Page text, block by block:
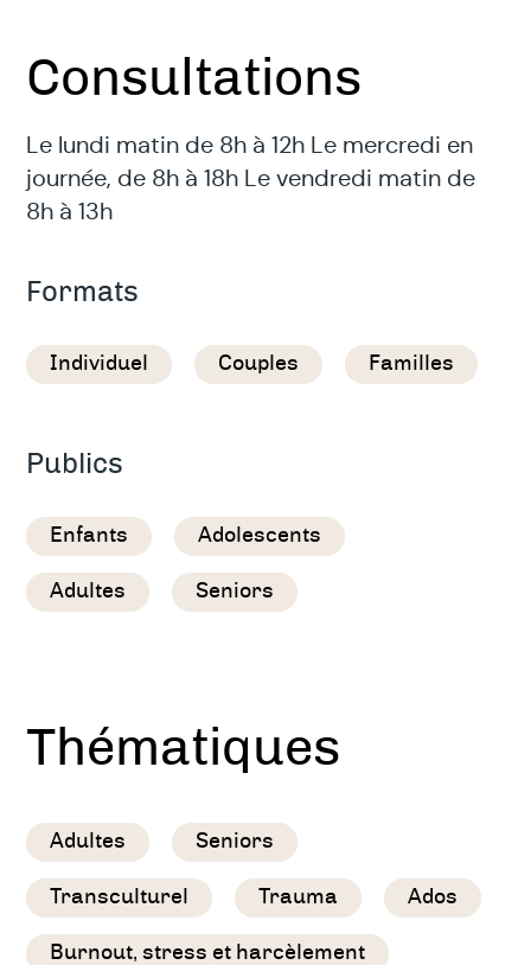
Consultations
Le lundi matin de 8h à 12h Le mercredi en
journée, de 8h à 18h Le vendredi matin de
8h à 13h
Formats
Individuel Couples Familles
Publics
Enfants Adolescents
Adultes Seniors
Thématiques
Adultes Seniors
Transculturel Trauma Ados
Burnout, stress et harcèlement